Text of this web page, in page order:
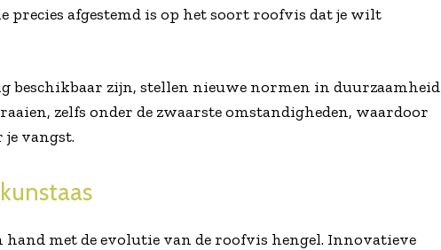
precies afgestemd is op het soort roofvis dat je wilt
beschikbaar zijn, stellen nieuwe normen in duurzaamheid
zelfs onder de zwaarste omstandigheden, waardoor
vangst.
met de evolutie van de roofvis hengel. Innovatieve